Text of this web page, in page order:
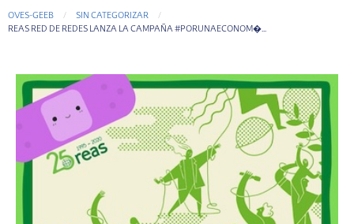
OVES-GEEB
SIN CATEGORIZAR
CURRENT-PAGE
REAS RED DE REDES LANZA LA CAMPAÑA #PORUNAECONOM�...